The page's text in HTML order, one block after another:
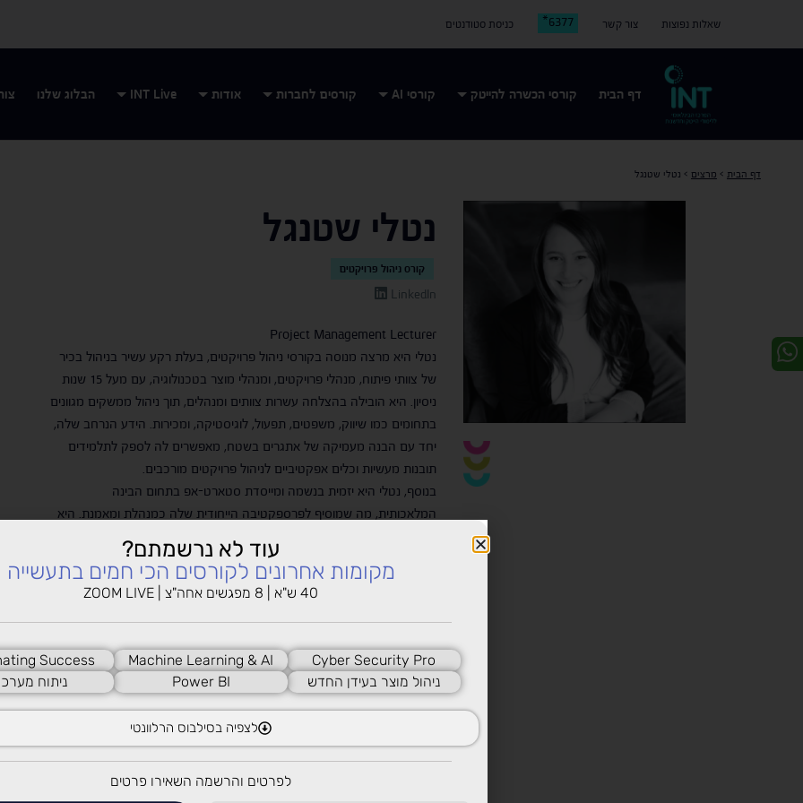
שאלות נפוצות צור קשר 6377* כניסת סטודנטים
דף הבית קורסי הכשרה להייטק קורסי AI קורסים לחברות אודות INT Live הבלוג שלנו
דף הבית > מרצים > נטלי שטנגל
נטלי שטנגל
קורס ניהול פרויקטים
LinkedIn
Project Management Lecturer
נטלי היא מרצה מנוסה בקורסי ניהול פרויקטים, בעלת רקע עשיר בניהול בכיר
של צוותי פיתוח, מנהלי פרויקטים, ומנהלי מוצר בטכנולוגיה, עם מעל 15 שנות
ניסיון. היא הובילה בהצלחה עשרות צוותים ומנהלים, תוך ניהול ממשקים מגוונים
בתחומים כמו שיווק, משפטים, תפעול, לוגיסטיקה, ומכירות. הידע הנרחב שלה,
יחד עם הבנה מעמיקה של אתגרים בשטח, מאפשרים לה לספק לתלמידים
תובנות מעשיות וכלים אפקטיביים לניהול פרויקטים מורכבים.
בנוסף, נטלי היא יזמית בנשמה ומייסדת סטארט-אפ בתחום הבינה
המלאכותית, מה שמוסיף לפרספקטיבה הייחודית שלה כמנהלת ומאמנת. היא
קשב וריכוז, מה שמאפשר לה לתמוך ולכוון את תלמידיה בניהול זמן, התמודדות
עם חסמים, והגשמת מטרותיהם האישיות והמקצועיות.
נטלי מחזיקה בתואר ראשון מאוניברסיטת חיפה ותואר שני במנהל עסקים
מאוניברסיטת בן גוריון, והיא מוסמכת CCIL על ידי לשכת המאמנים בישראל.
היא מרצה מוכרת בניהול זמן, עבודה אפקטיבית, מתודולוגיות Agile וניהול
קריירה, ומשלבת באופן ייחודי בין הפרקטיקה המקצועית לבין האימון האישי,
במטרה לעזור לתלמידים לממש את הפוטנציאל הגלום בהם ולהגיע להישגים
משמעותיים.
עוד לא נרשמתם?
מקומות אחרונים לקורסים הכי חמים בתעשייה
40 ש"א | 8 מפגשים אחה"צ | ZOOM LIVE
Cyber Security Pro
Machine Learning & AI
Success
ניהול מוצר בעידן החדש
Power BI ניתוח
לצפיה בסילבוס הרלוונטי
לפרטים והרשמה השאירו פרטים